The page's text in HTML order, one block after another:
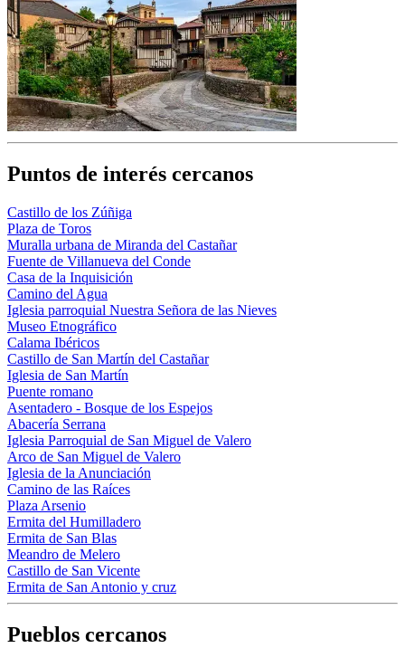
Puntos de interés cercanos
Castillo de los Zúñiga
Plaza de Toros
Muralla urbana de Miranda del Castañar
Fuente de Villanueva del Conde
Casa de la Inquisición
Camino del Agua
Iglesia parroquial Nuestra Señora de las Nieves
Museo Etnográfico
Calama Ibéricos
Castillo de San Martín del Castañar
Iglesia de San Martín
Puente romano
Asentadero - Bosque de los Espejos
Abacería Serrana
Iglesia Parroquial de San Miguel de Valero
Arco de San Miguel de Valero
Iglesia de la Anunciación
Camino de las Raíces
Plaza Arsenio
Ermita del Humilladero
Ermita de San Blas
Meandro de Melero
Castillo de San Vicente
Ermita de San Antonio y cruz
Pueblos cercanos